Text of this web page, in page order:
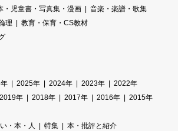
・児童書・写真集・漫画
音楽・楽譜・歌集
理
教育・保育・CS教材
2025年 2024年 2023年
2022年
2019年 2018年 2017年 2016年
2015年
・本・人 特集
本・批評と紹介